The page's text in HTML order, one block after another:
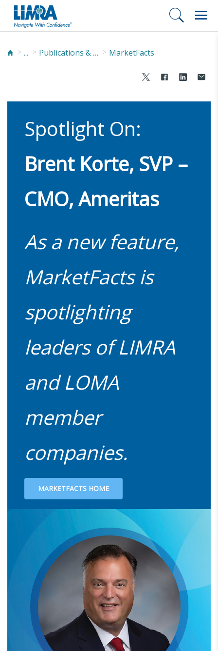
... Publications & Podcasts MarketFacts
Spotlight On:
Brent Korte, SVP –
CMO, Ameritas
As a new feature,
MarketFacts is
spotlighting
leaders of LIMRA
and LOMA
member
companies.
MARKETFACTS HOME